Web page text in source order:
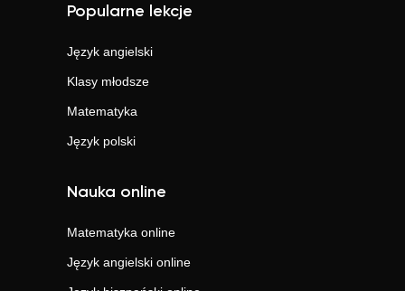
Popularne lekcje
Język angielski
Klasy młodsze
Matematyka
Język polski
Nauka online
Matematyka online
Język angielski online